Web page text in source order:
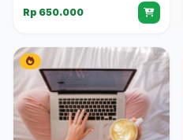
Rp 650.000